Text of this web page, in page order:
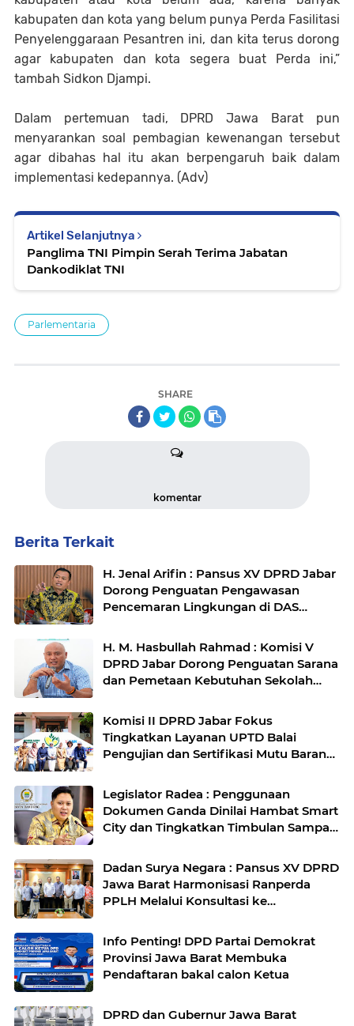
kabupaten dan kota yang belum punya Perda Fasilitasi
Penyelenggaraan Pesantren ini, dan kita terus dorong
agar kabupaten dan kota segera buat Perda ini,”
tambah Sidkon Djampi.
Dalam pertemuan tadi, DPRD Jawa Barat pun
menyarankan soal pembagian kewenangan tersebut
agar dibahas hal itu akan berpengaruh baik dalam
implementasi kedepannya. (Adv)
Artikel Selanjutnya
Panglima TNI Pimpin Serah Terima Jabatan
Dankodiklat TNI
Parlementaria
SHARE
komentar
Berita Terkait
H. Jenal Arifin : Pansus XV DPRD Jabar
Dorong Penguatan Pengawasan
Pencemaran Lingkungan di DAS
H. M. Hasbullah Rahmad : Komisi V
DPRD Jabar Dorong Penguatan Sarana
dan Pemetaan Kebutuhan Sekolah
Komisi II DPRD Jabar Fokus
Tingkatkan Layanan UPTD Balai
Pengujian dan Sertifikasi Mutu Barang
Legislator Radea : Penggunaan
Dokumen Ganda Dinilai Hambat Smart
City dan Tingkatkan Timbulan Sampah
Dadan Surya Negara : Pansus XV DPRD
Jawa Barat Harmonisasi Ranperda
PPLH Melalui Konsultasi ke
Info Penting! DPD Partai Demokrat
Provinsi Jawa Barat Membuka
Pendaftaran bakal calon Ketua
DPRD dan Gubernur Jawa Barat